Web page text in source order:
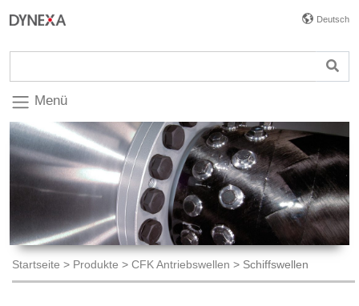
Deutsch
Menü
Startseite > Produkte > CFK Antriebswellen > Schiffswellen